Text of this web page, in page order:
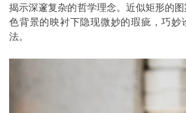
揭示深邃复杂的哲学理念。近似矩形的
色背景的映衬下隐现微妙的瑕疵，巧妙
法。